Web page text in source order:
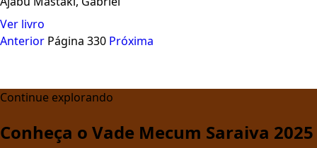
Ver livro
Anterior Página 330 Próxima
Continue explorando
Conheça o Vade Mecum Saraiva 2025